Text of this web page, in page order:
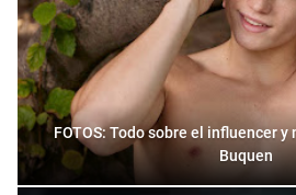
FOTOS: Todo sobre el influencer
Buquen